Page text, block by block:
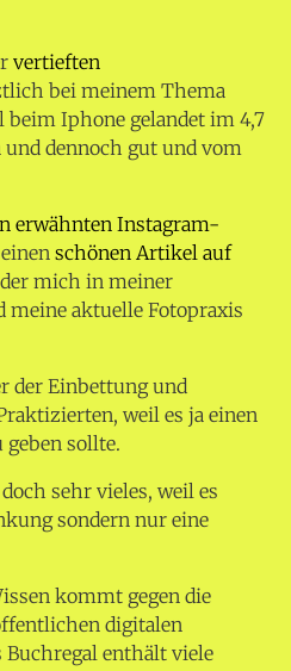
vertieften
bei meinem Thema
beim Iphone gelandet im 4,7
dennoch gut und vom
erwähnten Instagram-
schönen Artikel auf
mich in meiner
meine aktuelle Fotopraxis
der Einbettung und
weil es ja einen
sollte.
sehr vieles, weil es
sondern nur eine
kommt gegen die
digitalen
Buchregal enthält viele